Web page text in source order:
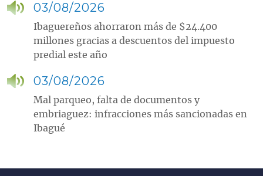
03/08/2026
Ibaguereños ahorraron más de $24.400
millones gracias a descuentos del impuesto
predial este año
03/08/2026
Mal parqueo, falta de documentos y
embriaguez: infracciones más sancionadas en
Ibagué